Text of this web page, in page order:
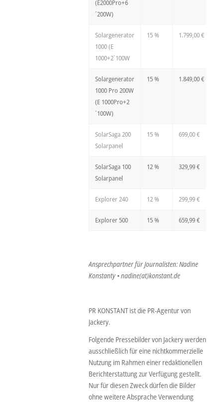
(E2000Pro+6
´200W)
Solargenerator
1000 (E
1000+2`100W
15 % 1.799,00 €
Solargenerator
1000 Pro 200W
(E 1000Pro+2
´100W)
15 % 1.849,00 €
SolarSaga 200
Solarpanel
15 % 699,00 €
SolarSaga 100
Solarpanel
12 % 329,99 €
Explorer 240 12 % 299,99 €
Explorer 500 15 % 659,99 €
Ansprechpartner für Journalisten: Nadine
Konstanty • nadine(at)konstant.de
PR KONSTANT ist die PR-Agentur von
Jackery.
Folgende Pressebilder von Jackery werden
ausschließlich für eine nichtkommerzielle
Nutzung im Rahmen einer redaktionellen
Berichterstattung zur Verfügung gestellt.
Nur für diesen Zweck dürfen die Bilder
ohne weitere Absprache Verwendung